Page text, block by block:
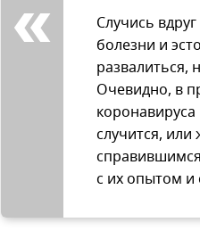
Случись
болезни и
развалиться,
Очевидно, в
случится,
с их опытом и